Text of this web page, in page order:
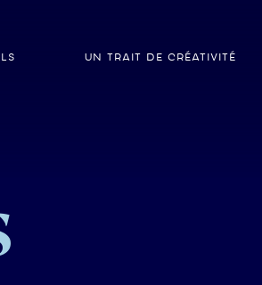
UN TRAIT DE CRÉATIVITÉ